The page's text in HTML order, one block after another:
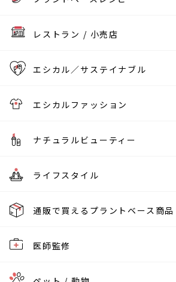
レストラン / 小売店
エシカル／サステイナブル
エシカルファッション
ナチュラルビューティー
ライフスタイル
通販で買えるプラントベース商品
医師監修